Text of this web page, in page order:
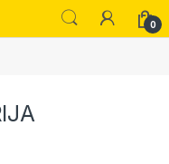
0
to high